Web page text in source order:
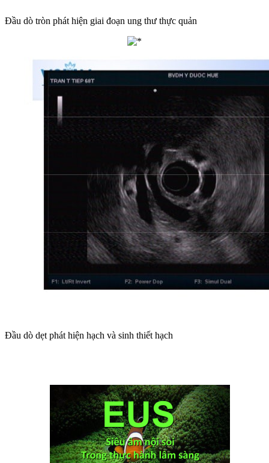
Đầu dò tròn phát hiện giai đoạn ung thư thực quản
Đầu dò dẹt phát hiện hạch và sinh thiết hạch